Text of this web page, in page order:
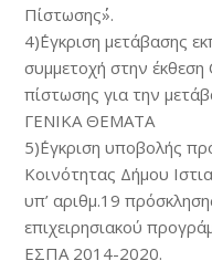
Πίστωσης΄΄».
4)΄Εγκριση μετάβασης
συμμετοχή στην έκθεση
πίστωσης για την
ΓΕΝΙΚΑ ΘΕΜΑΤΑ
5)΄Εγκριση υποβολής
Κοινότητας Δήμου
υπ’ αριθμ.19
επιχειρησιακού
ΕΣΠΑ 2014-2020.